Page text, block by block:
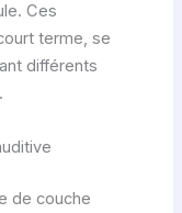
Ces
terme, se
différents
de couche